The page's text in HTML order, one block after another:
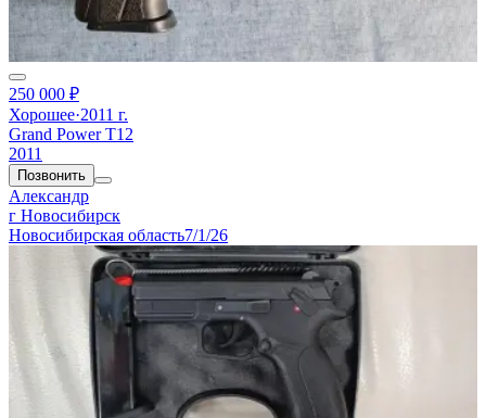
250 000 ₽
Хорошее·2011 г.
Grand Power T12
2011
Позвонить
Александр
г Новосибирск
Новосибирская область7/1/26